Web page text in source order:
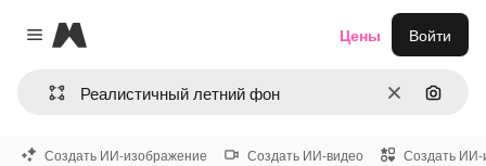
Close menu
Magnific
ОчиститьПоиск
Цены Войти
Создать ИИ-изображение Создать ИИ-видео Создать ИИ-